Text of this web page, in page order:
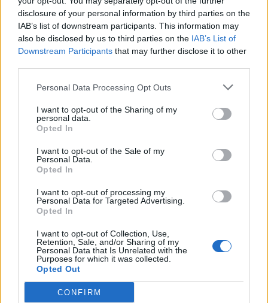
disclosure of your personal information by third parties on the
IAB’s list of downstream participants. This information may
also be disclosed by us to third parties on the IAB’s List of
Downstream Participants that may further disclose it to other
Personal Data Processing Opt Outs
I want to opt-out of the Sharing of my
personal data.
Opted In
I want to opt-out of the Sale of my
Personal Data.
Opted In
I want to opt-out of processing my
Personal Data for Targeted Advertising.
Opted In
I want to opt-out of Collection, Use,
Retention, Sale, and/or Sharing of my
Personal Data that Is Unrelated with the
Purposes for which it was collected.
Opted Out
CONFIRM
nuovi volti e mister Loi a fare da filo
conduttore
L'Accademia Sulcitana prende il mediano
Puddu, allo Jerzu l'attaccante Bebo Atzori
Il Monte Alma rinforza l'attacco con Palmas
e Bonivardi, nel Macomer l'estro di Di Angelo
9 Ago 2026